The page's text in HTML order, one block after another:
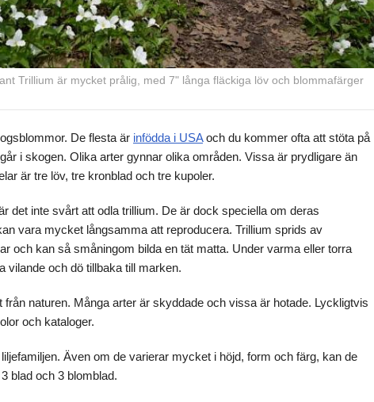
Trillium är mycket prålig, med 7" långa fläckiga löv och blommafärger
De flesta är infödda i USAoch du kommer ofta att stöta på
i skogen. Olika arter gynnar olika områden. Vissa är prydligare än
är tre löv, tre kronblad och tre kupoler.
det inte svårt att odla trillium. De är dock speciella om deras
vara mycket långsamma att reproducera. Trillium sprids av
och kan så småningom bilda en tät matta. Under varma eller torra
vilande och dö tillbaka till marken.
från naturen. Många arter är skyddade och vissa är hotade. Lyckligtvis
och kataloger.
Även om de varierar mycket i höjd, form och färg, kan de
blad och 3 blomblad.